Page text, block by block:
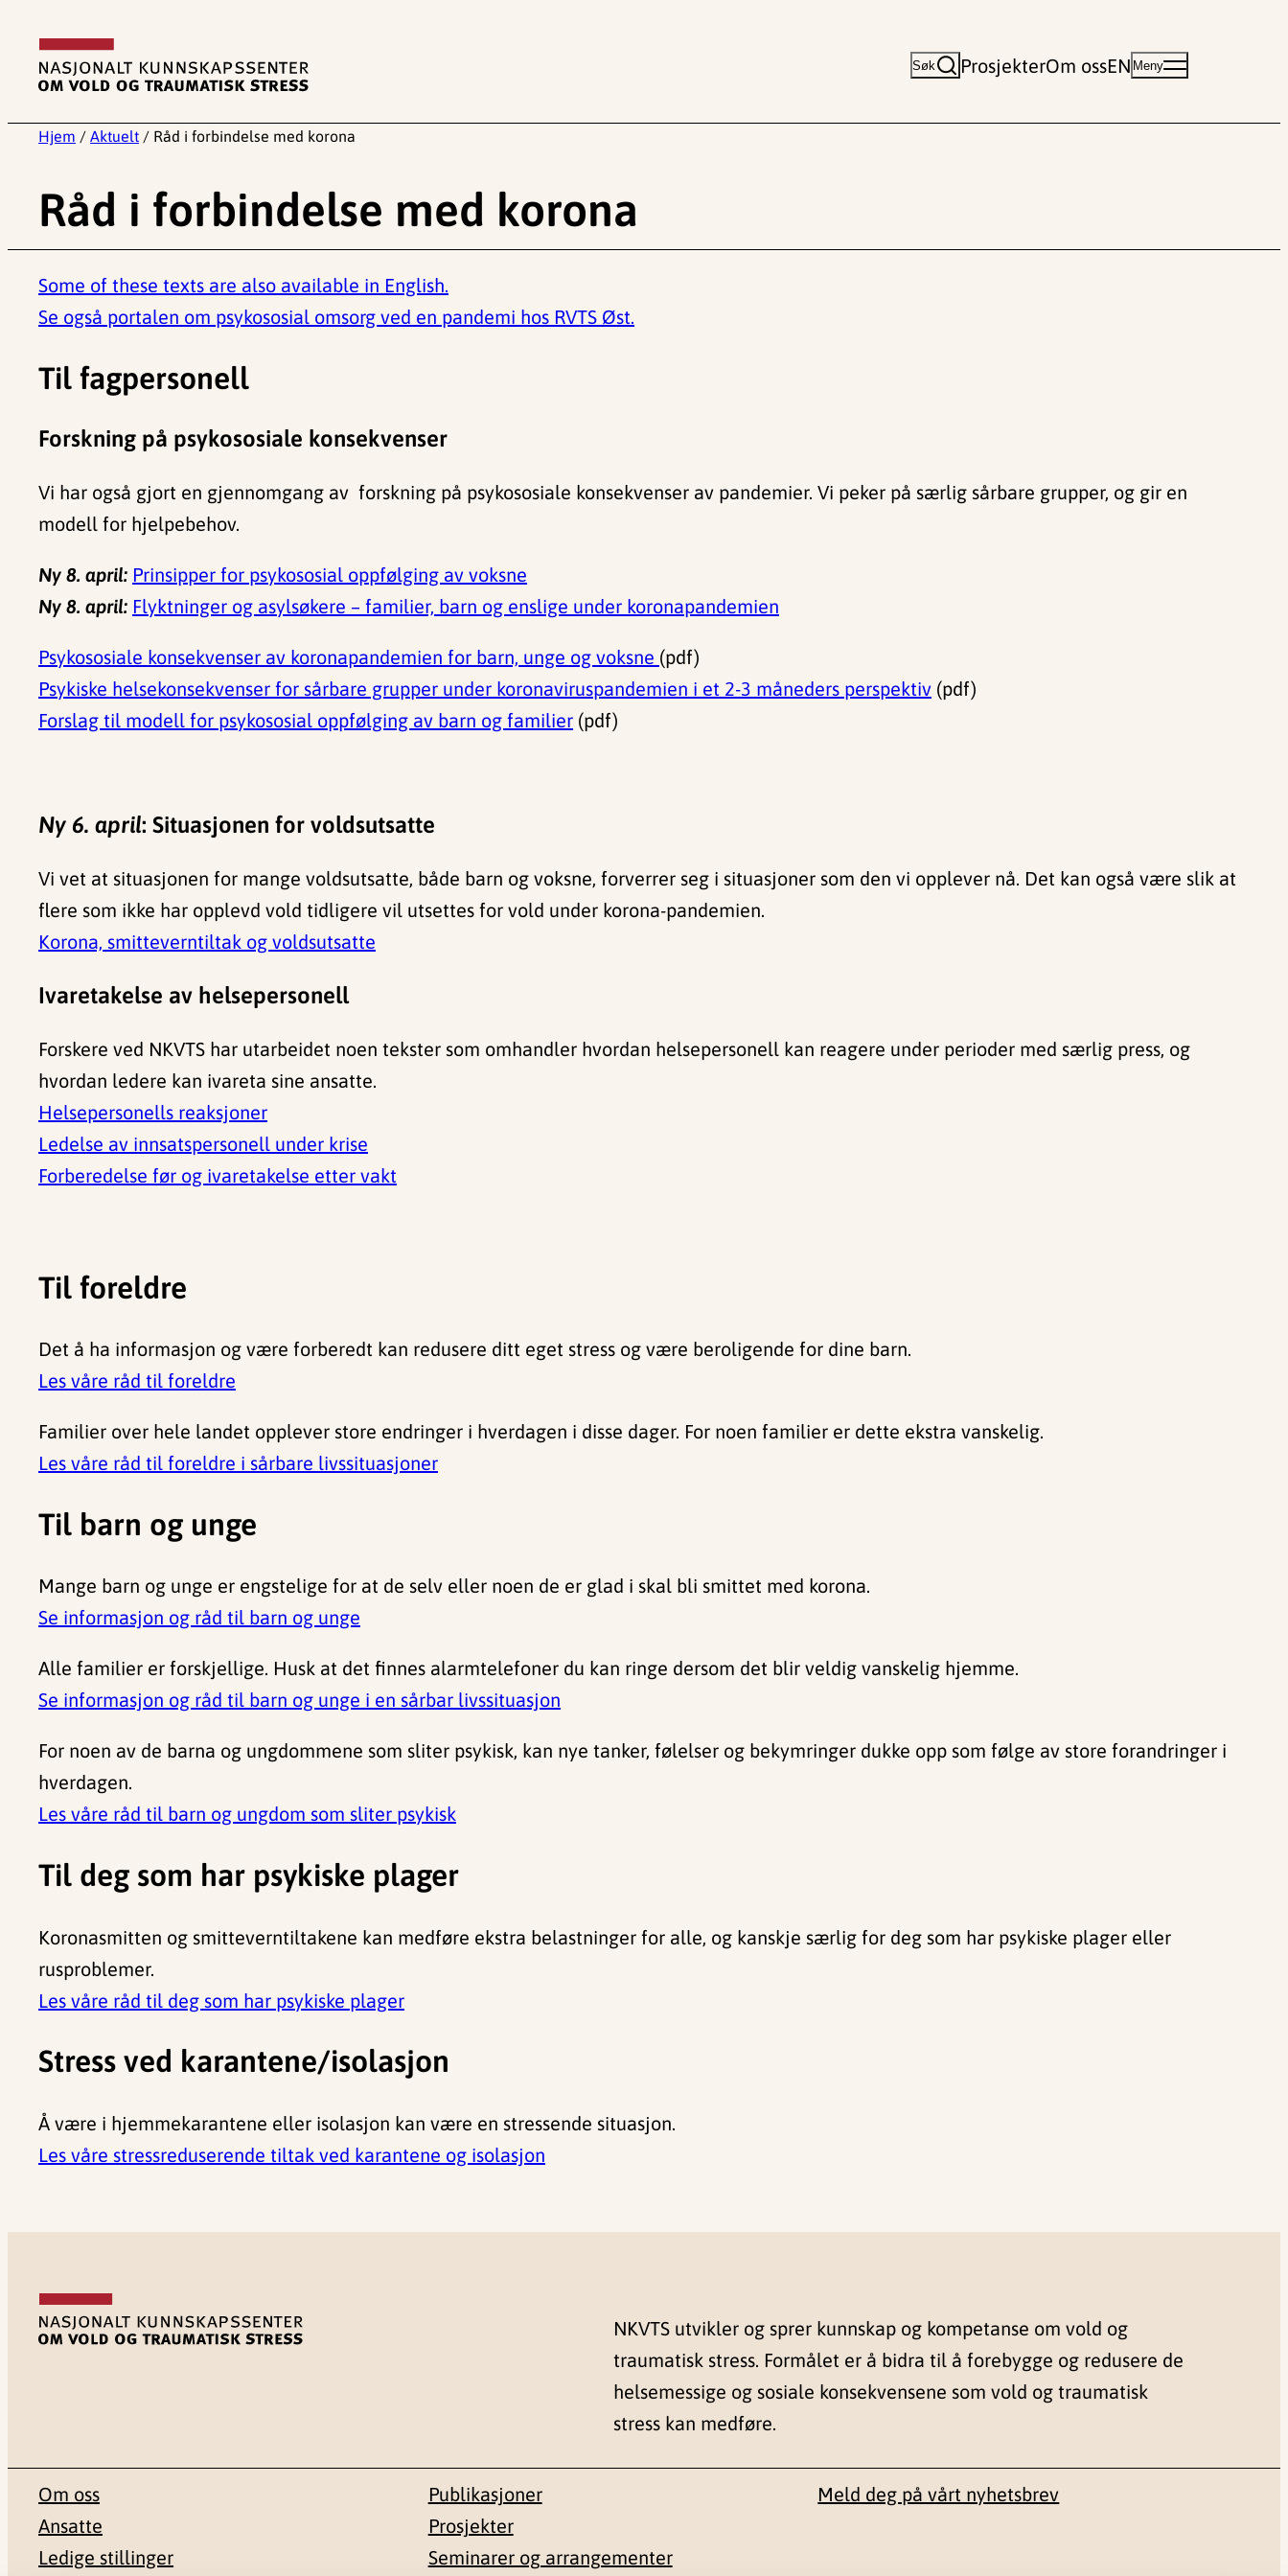
innhold
Søk ProsjekterOm ossEN Meny
Hjem / Aktuelt / Råd i forbindelse med korona
Råd i forbindelse med korona
Some of these texts are also available in English.
Se også portalen om psykososial omsorg ved en pandemi hos RVTS Øst.
Til fagpersonell
Forskning på psykososiale konsekvenser
Vi har også gjort en gjennomgang av forskning på psykososiale konsekvenser av pandemier. Vi peker på særlig sårbare grupper, og gir en
modell for hjelpebehov.
Ny 8. april: Prinsipper for psykososial oppfølging av voksne
Ny 8. april: Flyktninger og asylsøkere – familier, barn og enslige under koronapandemien
Psykososiale konsekvenser av koronapandemien for barn, unge og voksne (pdf)
Psykiske helsekonsekvenser for sårbare grupper under koronaviruspandemien i et 2-3 måneders perspektiv (pdf)
Forslag til modell for psykososial oppfølging av barn og familier (pdf)
Ny 6. april: Situasjonen for voldsutsatte
Vi vet at situasjonen for mange voldsutsatte, både barn og voksne, forverrer seg i situasjoner som den vi opplever nå. Det kan også være slik at
flere som ikke har opplevd vold tidligere vil utsettes for vold under korona-pandemien.
Korona, smitteverntiltak og voldsutsatte
Ivaretakelse av helsepersonell
Forskere ved NKVTS har utarbeidet noen tekster som omhandler hvordan helsepersonell kan reagere under perioder med særlig press, og
hvordan ledere kan ivareta sine ansatte.
Helsepersonells reaksjoner
Ledelse av innsatspersonell under krise
Forberedelse før og ivaretakelse etter vakt
Til foreldre
Det å ha informasjon og være forberedt kan redusere ditt eget stress og være beroligende for dine barn.
Les våre råd til foreldre
Familier over hele landet opplever store endringer i hverdagen i disse dager. For noen familier er dette ekstra vanskelig.
Les våre råd til foreldre i sårbare livssituasjoner
Til barn og unge
Mange barn og unge er engstelige for at de selv eller noen de er glad i skal bli smittet med korona.
Se informasjon og råd til barn og unge
Alle familier er forskjellige. Husk at det finnes alarmtelefoner du kan ringe dersom det blir veldig vanskelig hjemme.
Se informasjon og råd til barn og unge i en sårbar livssituasjon
For noen av de barna og ungdommene som sliter psykisk, kan nye tanker, følelser og bekymringer dukke opp som følge av store forandringer i
hverdagen.
Les våre råd til barn og ungdom som sliter psykisk
Til deg som har psykiske plager
Koronasmitten og smitteverntiltakene kan medføre ekstra belastninger for alle, og kanskje særlig for deg som har psykiske plager eller
rusproblemer.
Les våre råd til deg som har psykiske plager
Stress ved karantene/isolasjon
Å være i hjemmekarantene eller isolasjon kan være en stressende situasjon.
Les våre stressreduserende tiltak ved karantene og isolasjon
NKVTS utvikler og sprer kunnskap og kompetanse om vold og
traumatisk stress. Formålet er å bidra til å forebygge og redusere de
helsemessige og sosiale konsekvensene som vold og traumatisk
stress kan medføre.
Om oss
Ansatte
Ledige stillinger
Publikasjoner
Prosjekter
Seminarer og arrangementer
Meld deg på vårt nyhetsbrev